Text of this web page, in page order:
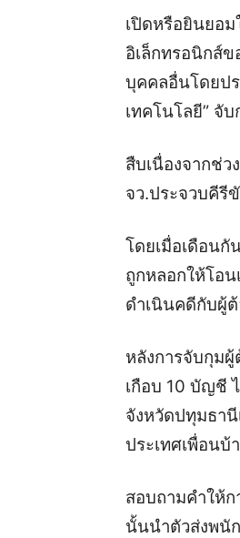
เปิดหรือยินยอ
อิเล็กทรอนิกส์
บุคคลอื่นโดยป
เทคโนโลยี” จับ
สืบเนื่องจากช่ว
จว.ประจวบคีรี
โดยเมื่อเดือนกั
ถูกหลอกให้โอน
ดำเนินคดีกับผู้
หลังการจับกุม
เกือบ 10 บัญชี
จังหวัดปทุมธานี
ประเทศเพื่อนบ้
สอบถามคำให้ก
นั้นนำตัวส่งพนั